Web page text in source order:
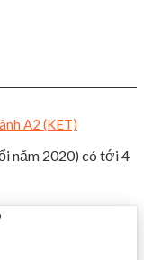
A2 (KET)
năm 2020) có tới 4